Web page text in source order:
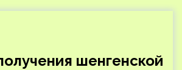
шенгенской